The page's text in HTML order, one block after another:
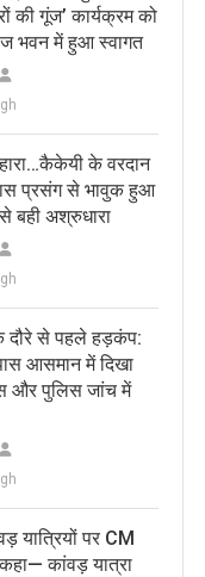
की गूंज’ कार्यक्रम को
भवन में हुआ स्वागत
के वरदान
प्रसंग से भावुक हुआ
बही अश्रुधारा
दौरे से पहले हड़कंप:
आसमान में दिखा
और पुलिस जांच में
यात्रियों पर CM
कहा— कांवड़ यात्रा